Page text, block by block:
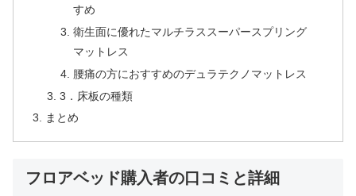
すめ
衛生面に優れたマルチラススーパースプリング
マットレス
腰痛の方におすすめのデュラテクノマットレス
3．床板の種類
まとめ
フロアベッド購入者の口コミと詳細